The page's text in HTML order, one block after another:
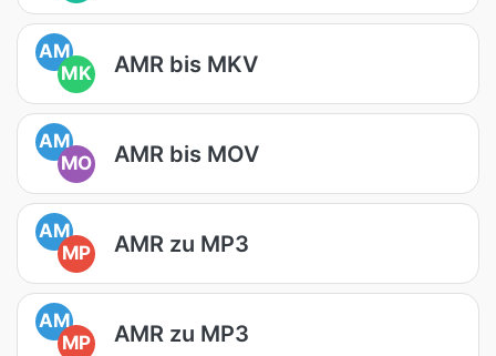
AM
MK
AMR bis MKV
AM
MO
AMR bis MOV
AM
MP
AMR zu MP3
AM
MP
AMR zu MP3